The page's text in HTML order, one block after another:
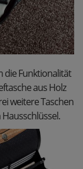
die Funktionalität
aus Holz
weitere Taschen